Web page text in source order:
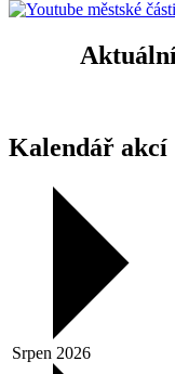
Kalendář akcí
Srpen 2026